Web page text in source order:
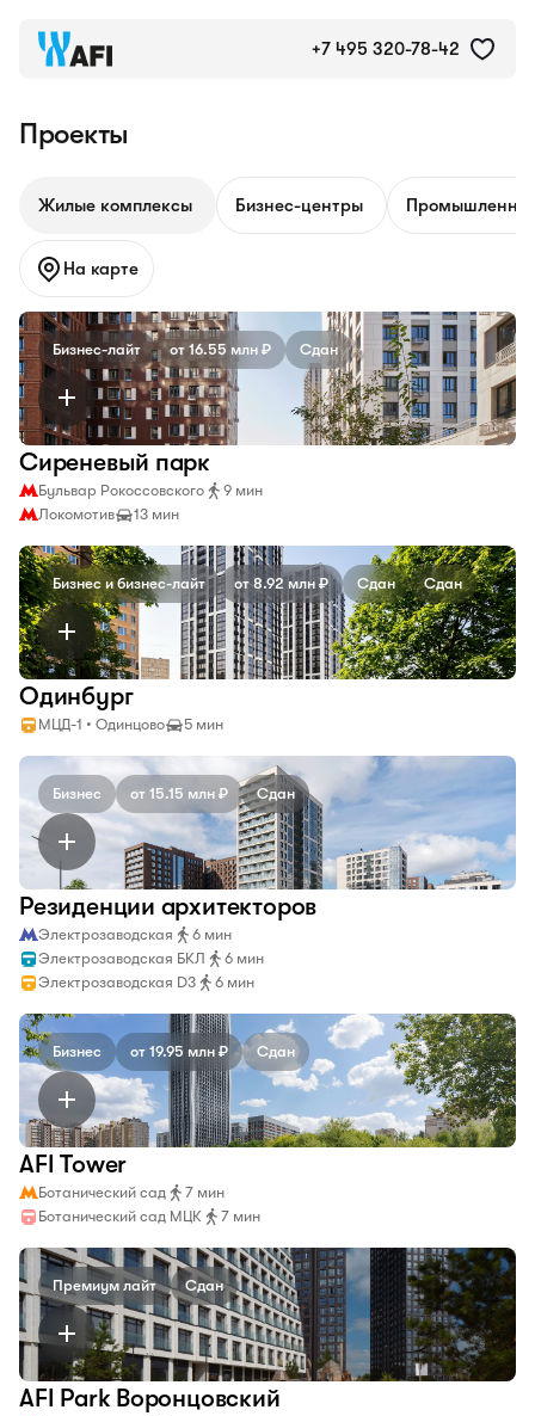
Проекты AFI Development
+7 495 320-78-42
Проекты
Жилые комплексы Бизнес-центры
На карте
Бизнес-лайт от 16.55 млн ₽ Сдан
Сиреневый парк
Бульвар Рокоссовского
9 мин
Локомотив
13 мин
Бизнес и бизнес-лайт от 8.92 млн ₽ Сдан Сдан
Одинбург
МЦД-1 • Одинцово 5 мин
Бизнес от 15.15 млн ₽ Сдан
Резиденции архитекторов
Электрозаводская
6 мин
Электрозаводская БКЛ
6 мин
Электрозаводская D3
6 мин
Бизнес от 19.95 млн ₽ Сдан
AFI Tower
Ботанический сад
7 мин
Ботанический сад МЦК
7 мин
Премиум лайт Сдан
AFI Park Воронцовский